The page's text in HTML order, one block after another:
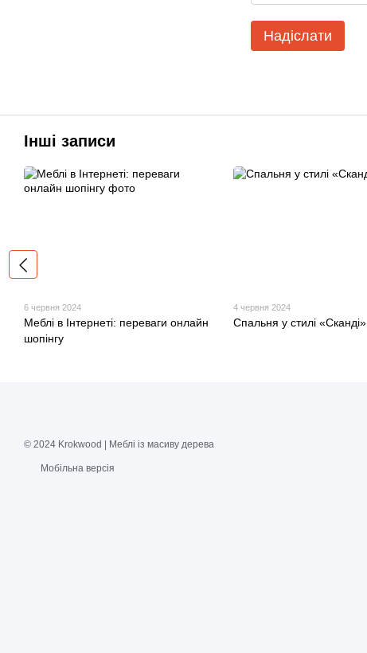
Надіслати
Інші записи
6 червня 2024
Меблі в Інтернеті: переваги онлайн
шопінгу
4 червня 2024
Спальня у стилі «Сканді»
© 2024 Krokwood | Меблі із масиву дерева
Мобільна версія